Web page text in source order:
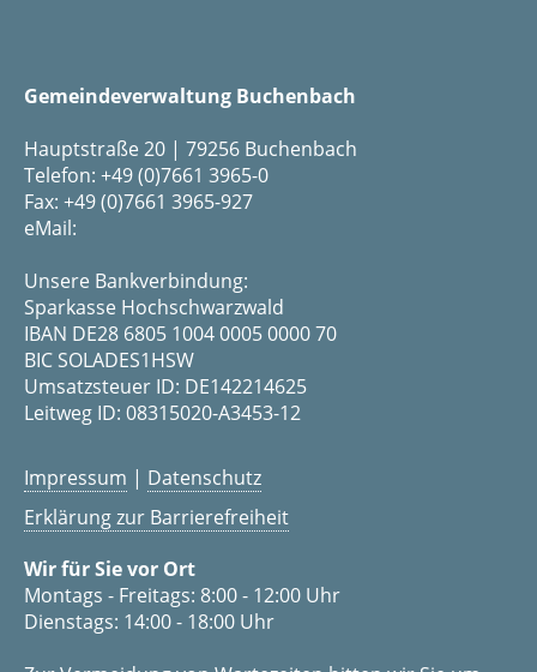
Gemeindeverwaltung Buchenbach
Hauptstraße 20 | 79256 Buchenbach
Telefon: +49 (0)7661 3965-0
Fax: +49 (0)7661 3965-927
eMail:
Unsere Bankverbindung:
Sparkasse Hochschwarzwald
IBAN DE28 6805 1004 0005 0000 70
BIC SOLADES1HSW
Umsatzsteuer ID: DE142214625
Leitweg ID: 08315020-A3453-12
Impressum | Datenschutz
Erklärung zur Barrierefreiheit
Wir für Sie vor Ort
Montags - Freitags: 8:00 - 12:00 Uhr
Dienstags: 14:00 - 18:00 Uhr